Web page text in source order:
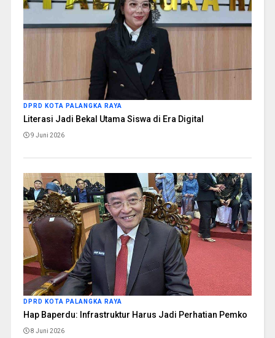
DPRD KOTA PALANGKA RAYA
Literasi Jadi Bekal Utama Siswa di Era Digital
9 Juni 2026
DPRD KOTA PALANGKA RAYA
Hap Baperdu: Infrastruktur Harus Jadi Perhatian Pemko
8 Juni 2026